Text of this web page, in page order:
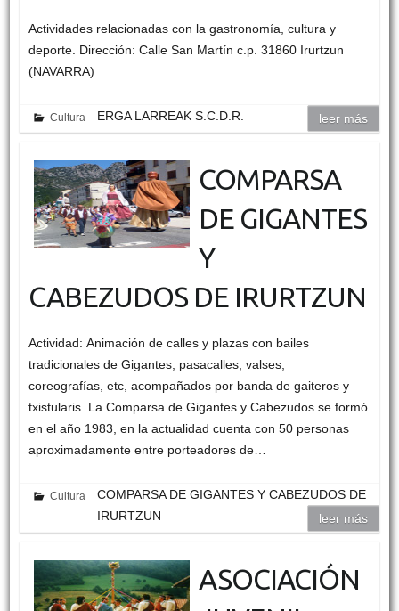
Actividades relacionadas con la gastronomía, cultura y
deporte. Dirección: Calle San Martín c.p. 31860 Irurtzun
(NAVARRA)
Cultura ERGA LARREAK S.C.D.R. leer más
COMPARSA
DE GIGANTES
Y
CABEZUDOS DE IRURTZUN
Actividad: Animación de calles y plazas con bailes
tradicionales de Gigantes, pasacalles, valses,
coreografías, etc, acompañados por banda de gaiteros y
txistularis. La Comparsa de Gigantes y Cabezudos se formó
en el año 1983, en la actualidad cuenta con 50 personas
aproximadamente entre porteadores de…
Cultura
COMPARSA DE GIGANTES Y CABEZUDOS DE
IRURTZUN
leer más
ASOCIACIÓN